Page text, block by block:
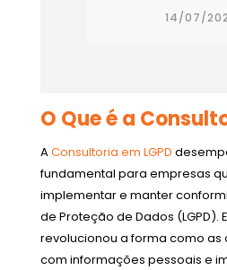
14/07/
O Que é a
AConsultoria em LGPD
fundamental para empresas
implementar e manter
de Proteção de Dados (LGPD).
revolucionou a forma como
com informações pessoais e